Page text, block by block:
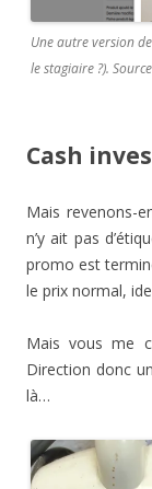
Une autre version
le stagiaire ?).
Cash
Mais revenons-
n’y ait pas
promo est
le prix normal,
Mais vous me
Direction donc
là…